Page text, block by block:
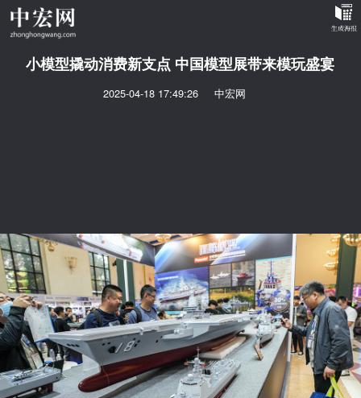
小模型撬动消费新支点 中国模型展带来模玩盛宴
2025-04-18 17:49:26 中宏网